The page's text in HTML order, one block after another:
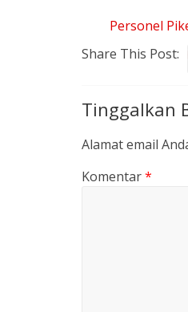
Personel
Share This Post:
Tinggalkan
Alamat email
Komentar*